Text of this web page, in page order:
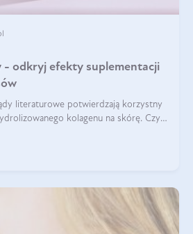
- odkryj efekty suplementacji
literaturowe potwierdzają korzystny
kolagenu na skórę. Czy